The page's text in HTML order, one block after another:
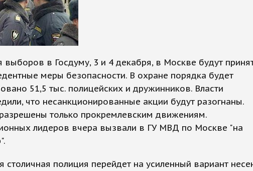
выборов в Госдуму, 3 и 4 декабря, в Москве будут
меры безопасности. В охране порядка будет
51,5 тыс. полицейских и дружинников. Власти
что несанкционированные акции будут разогнаны.
только прокремлевским движениям.
лидеров вчера вызвали в ГУ МВД по Москве "на
столичная полиция перейдет на усиленный вариант